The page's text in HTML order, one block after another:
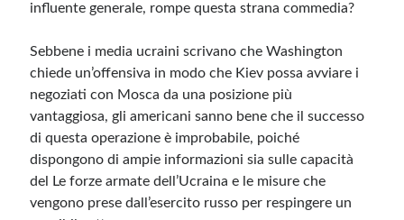
influente generale, rompe questa strana commedia?
Sebbene i media ucraini scrivano che Washington
chiede un’offensiva in modo che Kiev possa avviare i
negoziati con Mosca da una posizione più
vantaggiosa, gli americani sanno bene che il successo
di questa operazione è improbabile, poiché
dispongono di ampie informazioni sia sulle capacità
del Le forze armate dell’Ucraina e le misure che
vengono prese dall’esercito russo per respingere un